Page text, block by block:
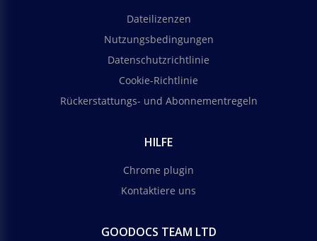
Dateilizenzen
Nutzungsbedingungen
Datenschutzrichtlinie
Cookie-Richtlinie
Rückerstattungs- und Abonnementregeln
HILFE
Chrome plugin
Kontaktiere uns
GOODOCS TEAM LTD